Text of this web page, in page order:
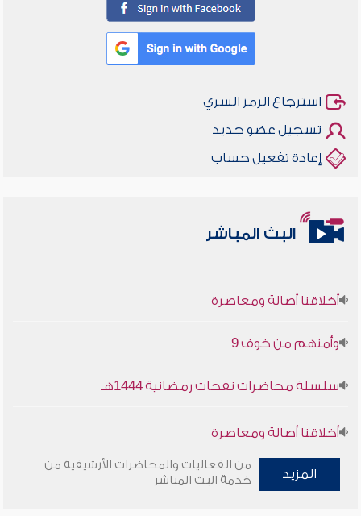
استرجاع الرمز السري
تسجيل عضو جديد
إعادة تفعيل حساب
البث المباشر
أخلاقنا أصالة ومعاصرة
وأمنهم من خوف 9
سلسلة محاضرات نفحات رمضانية 1444هـ
أخلاقنا أصالة ومعاصرة
وأمنهم من خوف 9
المزيد
من الفعاليات والمحاضرات الأرشيفية من
خدمة البث المباشر